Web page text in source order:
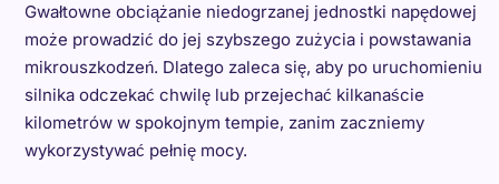
Gwałtowne obciążanie niedogrzanej jednostki napędowej
może prowadzić do jej szybszego zużycia i powstawania
mikrouszkodzeń. Dlatego zaleca się, aby po uruchomieniu
silnika odczekać chwilę lub przejechać kilkanaście
kilometrów w spokojnym tempie, zanim zaczniemy
wykorzystywać pełnię mocy.